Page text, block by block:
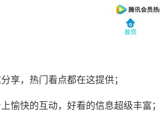
享，热门看点都在这提供；
愉快的互动，好看的信息超级丰富；